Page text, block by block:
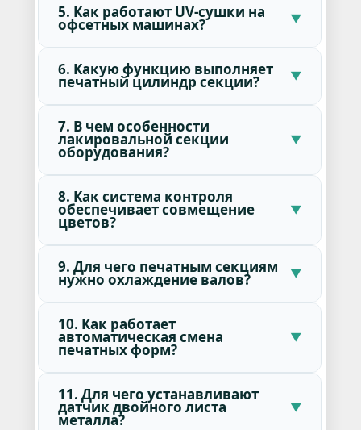
5. Как работают UV-сушки на
офсетных машинах?
6. Какую функцию выполняет
печатный цилиндр секции?
7. В чем особенности
лакировальной секции
оборудования?
8. Как система контроля
обеспечивает совмещение
цветов?
9. Для чего печатным секциям
нужно охлаждение валов?
10. Как работает
автоматическая смена
печатных форм?
11. Для чего устанавливают
датчик двойного листа
металла?